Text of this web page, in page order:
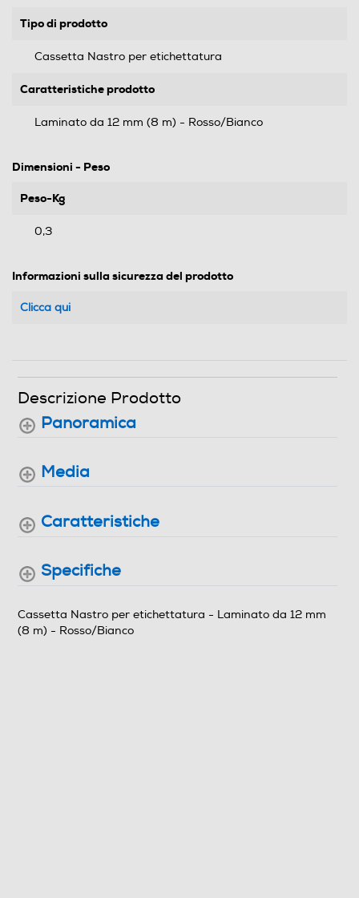
Tipo di prodotto
Cassetta Nastro per etichettatura
Caratteristiche prodotto
Laminato da 12 mm (8 m) - Rosso/Bianco
Dimensioni - Peso
Peso-Kg
0,3
Informazioni sulla sicurezza del prodotto
Clicca qui
Descrizione Prodotto
Panoramica
Media
Caratteristiche
Specifiche
Cassetta Nastro per etichettatura - Laminato da 12 mm
(8 m) - Rosso/Bianco